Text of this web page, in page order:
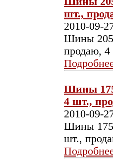
шт.,
2010-09-
Шины 205/
продаю, 4
Шины
4 шт.,
2010-09-
Шины 175/
шт.,